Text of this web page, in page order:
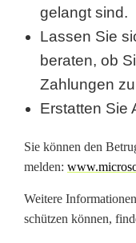
gelangt sind.
Lassen Sie
beraten, ob
Zahlungen
Erstatten Sie
Sie können den
melden:
Weitere
schützen können,